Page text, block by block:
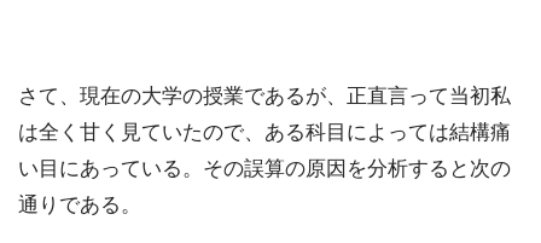
さて、現在の大学の授業であるが、正直言って当初私
は全く甘く見ていたので、ある科目によっては結構痛
い目にあっている。その誤算の原因を分析すると次の
通りである。